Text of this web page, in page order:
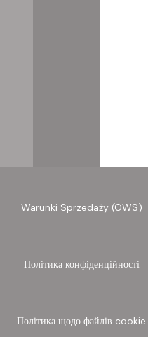
Warunki Sprzedaży (OWS)
Політика конфіденційності
Політика щодо файлів cookie